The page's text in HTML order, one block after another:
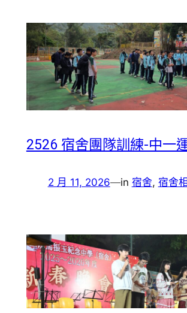
2526 宿舍團隊訓練-中一
2 月 11, 2026—in 宿舍, 宿舍